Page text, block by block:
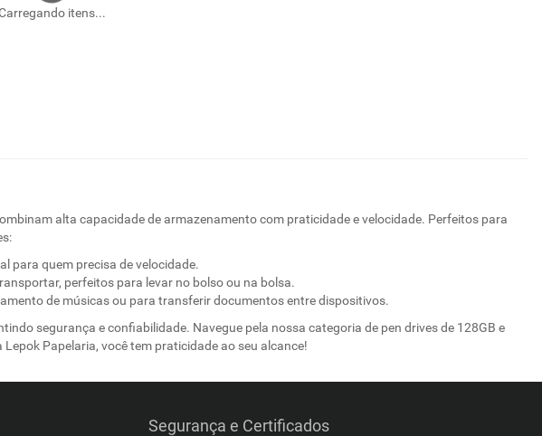
itens...
alta capacidade de armazenamento com praticidade e velocidade. Perfeitos para
para quem precisa de velocidade.
perfeitos para levar no bolso ou na bolsa.
de músicas ou para transferir documentos entre dispositivos.
segurança e confiabilidade. Navegue pela nossa categoria de pen drives de 128GB e
Papelaria, você tem praticidade ao seu alcance!
Segurança e Certificados